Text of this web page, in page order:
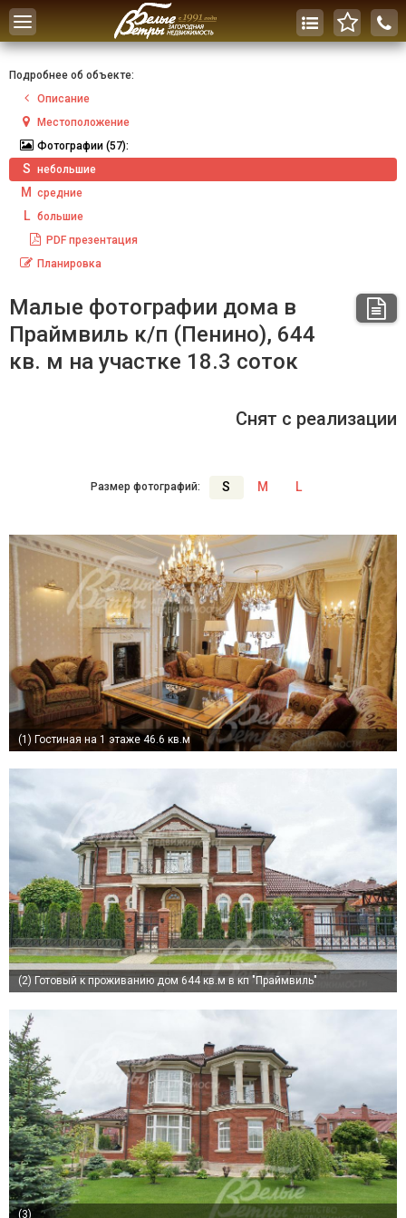
Toggle
navigation
Подробнее об объекте:
Описание
Местоположение
Фотографии (57):
S небольшие
M средние
L
большие
PDF презентация
Планировка
Малые фотографии дома в
Праймвиль к/п (Пенино), 644
кв. м на участке 18.3 соток
Снят с реализации
Размер фотографий: S M L
(1) Гостиная на 1 этаже 46.6 кв.м
(2) Готовый к проживанию дом 644 кв.м в кп "Праймвиль"
(3)